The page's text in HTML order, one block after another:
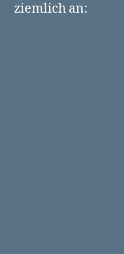
ziemlich an: